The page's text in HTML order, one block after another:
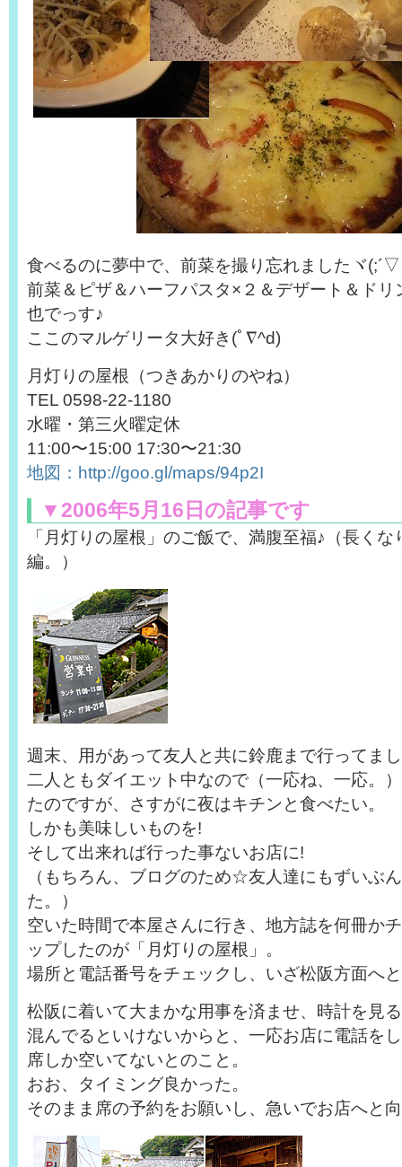
食べるのに夢中で、前菜を撮り忘れましたヾ(;´▽
前菜＆ピザ＆ハーフパスタ×２＆デザート＆ド
也でっす♪
ここのマルゲリータ大好き(ﾟ∇^d)
月灯りの屋根（つきあかりのやね）
TEL 0598-22-1180
水曜・第三火曜定休
11:00〜15:00 17:30〜21:30
地図：http://goo.gl/maps/94p2I
▼2006年5月16日の記事です
「月灯りの屋根」のご飯で、満腹至福♪（長く
編。）
週末、用があって友人と共に鈴鹿まで行ってま
二人ともダイエット中なので（一応ね、一応。
たのですが、さすがに夜はキチンと食べたい。
しかも美味しいものを!
そして出来れば行った事ないお店に!
（もちろん、ブログのため☆友人達にもずいぶ
た。）
空いた時間で本屋さんに行き、地方誌を何冊か
ップしたのが「月灯りの屋根」。
場所と電話番号をチェックし、いざ松阪方面へ
松阪に着いて大まかな用事を済ませ、時計を見
混んでるといけないからと、一応お店に電話を
席しか空いてないとのこと。
おお、タイミング良かった。
そのまま席の予約をお願いし、急いでお店へと